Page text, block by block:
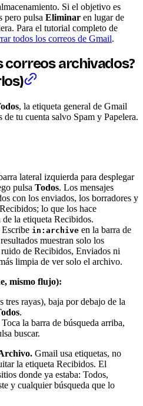
Si el objetivo es
pero pulsa Eliminar en lugar de
Para el tutorial completo de
todos los correos de Gmail.
correos archivados?
, la etiqueta general de Gmail
de tu cuenta salvo Spam y Papelera.
lateral izquierda para desplegar
pulsa Todos. Los mensajes
con los enviados, los borradores y
lo que los hace
de la etiqueta Recibidos.
Escribe in:archive en la barra de
muestran solo los
de Recibidos, Enviados ni
limpia de ver solo el archivo.
mismo flujo):
tres rayas), baja por debajo de la
.
Toca la barra de búsqueda arriba,
buscar.
Gmail usa etiquetas, no
la etiqueta Recibidos. El
donde ya estaba: Todos,
y cualquier búsqueda que lo